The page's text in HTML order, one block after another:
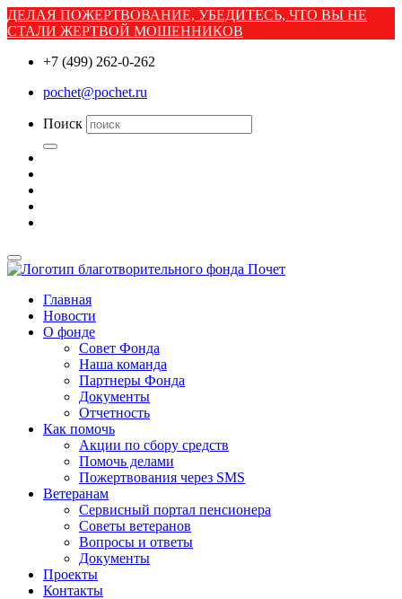
ДЕЛАЯ ПОЖЕРТВОВАНИЕ, УБЕДИТЕСЬ, ЧТО ВЫ НЕ
СТАЛИ ЖЕРТВОЙ МОШЕННИКОВ
+7 (499) 262-0-262
pochet@pochet.ru
Поиск
Главная
Новости
О фонде
Совет Фонда
Наша команда
Партнеры Фонда
Документы
Отчетность
Как помочь
Акции по сбору средств
Помочь делами
Пожертвования через SMS
Ветеранам
Сервисный портал пенсионера
Советы ветеранов
Вопросы и ответы
Документы
Проекты
Контакты